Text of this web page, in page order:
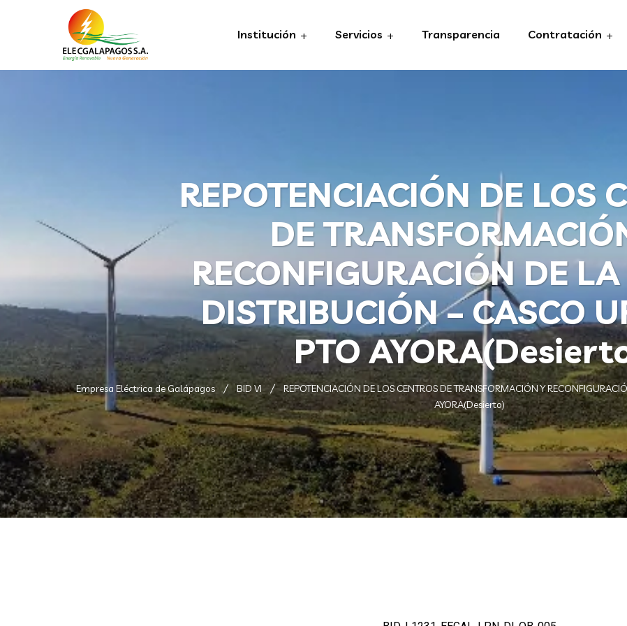
Institución Servicios Transparencia Contratación
REPOTENCIACIÓN DE LOS
DE
RECONFIGURACIÓN DE LA
DISTRIBUCIÓN – CASCO
PTO
Empresa Eléctrica de Galápagos BID VI
REPOTENCIACIÓN DE LOS CENTROS DE TRANSFORMACIÓN Y
AYORA(Desierto)